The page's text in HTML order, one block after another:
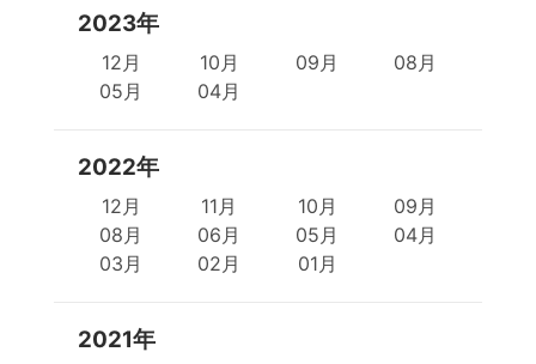
2023年
12月 10月 09月
08月
05月
04月
2022年
12月 11月 10月
09月
08月
06月 05月
04月
03月
02月 01月
2021年